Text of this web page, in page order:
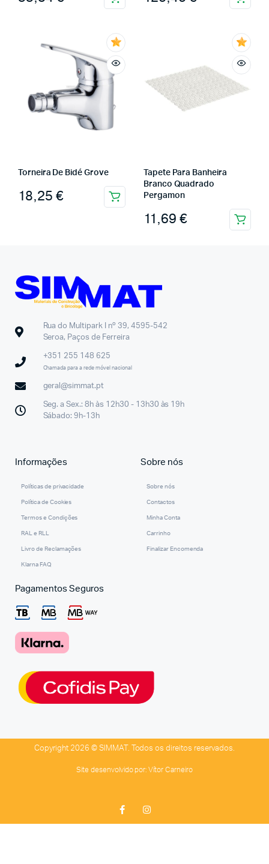
Torneira De Bidé Grove
18,25 €
Tapete Para Banheira
Branco Quadrado
Pergamon
11,69 €
Rua do Multipark I nº 39, 4595-542
Seroa, Paços de Ferreira
+351 255 148 625
Chamada para a rede móvel nacional
geral@simmat.pt
Seg. a Sex.: 8h às 12h30 - 13h30 às 19h
Sábado: 9h-13h
Informações
Políticas de privacidade
Política de Cookies
Termos e Condições
RAL e RLL
Livro de Reclamações
Klarna FAQ
Sobre nós
Sobre nós
Contactos
Minha Conta
Carrinho
Finalizar Encomenda
Pagamentos Seguros
Copyright 2026 © SIMMAT. Todos os direitos reservados.
Site desenvolvido por: Vítor Carneiro